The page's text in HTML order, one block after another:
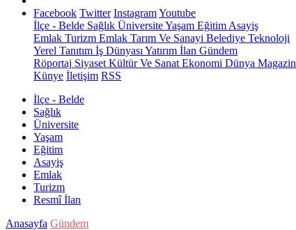
Facebook Twitter InstagramYoutube
İlçe - Belde Sağlık ÜniversiteYaşam Eğitim Asayiş
Emlak Turizm Emlak Tarım Ve Sanayi Belediye Teknoloji
Yerel Tanıtım İş Dünyası Yatırım İlan Gündem
Röportaj Siyaset Kültür Ve Sanat Ekonomi Dünya Magazin
Künye İletişim RSS
İlçe - Belde
Sağlık
Üniversite
Yaşam
Eğitim
Asayiş
Emlak
Turizm
Resmî İlan
Anasayfa Gündem